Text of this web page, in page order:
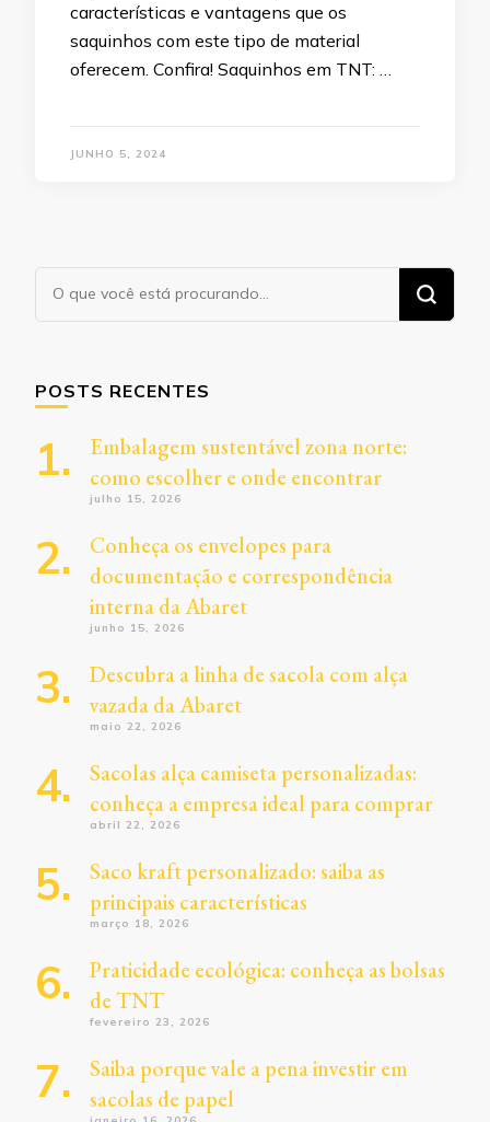
características e vantagens que os
saquinhos com este tipo de material
oferecem. Confira! Saquinhos em TNT: …
JUNHO 5, 2024
Procurando
algo?
POSTS RECENTES
Embalagem sustentável zona norte:
como escolher e onde encontrar
julho 15, 2026
Conheça os envelopes para
documentação e correspondência
interna da Abaret
junho 15, 2026
Descubra a linha de sacola com alça
vazada da Abaret
maio 22, 2026
Sacolas alça camiseta personalizadas:
conheça a empresa ideal para comprar
abril 22, 2026
Saco kraft personalizado: saiba as
principais características
março 18, 2026
Praticidade ecológica: conheça as bolsas
de TNT
fevereiro 23, 2026
Saiba porque vale a pena investir em
sacolas de papel